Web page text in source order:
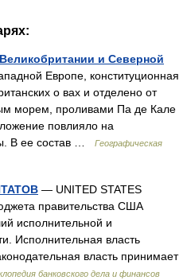
и Северной
Европе, конституционная
о вах и отделено от
морем, проливами Па де Кале
повлияло на
В ее состав …
Географическая
— UNITED STATES
правительства США
исполнительной и
Исполнительная власть
власть принимает
банковского дела и финансов